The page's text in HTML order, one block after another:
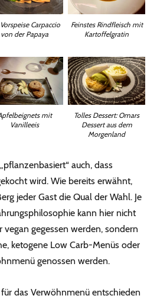
Carpaccio
von der Papaya
Feinstes Rindfleisch mit
Kartoffelgratin
mit
Vanilleeis
Tolles Dessert: Omars
Dessert aus dem
Morgenland
auch, dass
wird. Wie bereits erwähnt,
jeder Gast die Qual der Wahl. Je
kann hier nicht
vegan gegessen werden, sondern
ketogene Low Carb-Menüs oder
genossen werden.
das Verwöhnmenü entschieden